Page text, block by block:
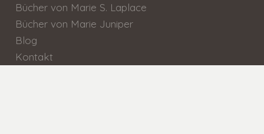
Bücher von Marie S. Laplace
Bücher von Marie Juniper
Blog
Kontakt